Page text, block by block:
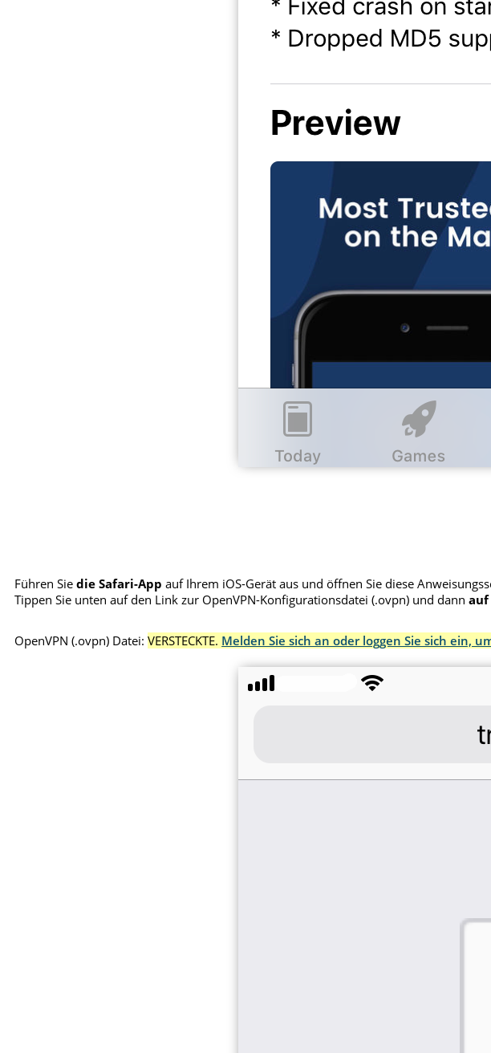
Führen Siedie Safari-App auf Ihrem iOS-Gerät aus und öffnen Sie diese
Tippen Sie unten auf den Link zur OpenVPN-Konfigurationsdatei (.ovpn) und dannauf
OpenVPN (.ovpn) Datei: VERSTECKTE. Melden Sie sich an oder loggen Sie sich ein,